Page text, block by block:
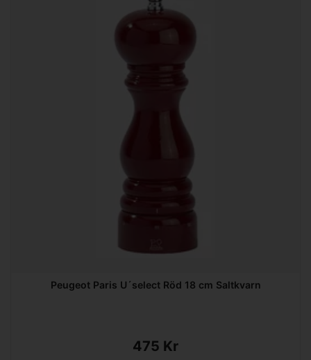
Peugeot Paris U´select Röd 18 cm Saltkvarn
475 Kr